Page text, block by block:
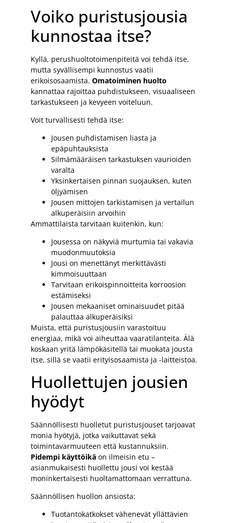
Voiko puristusjousia
kunnostaa itse?
Kyllä, perushuoltotoimenpiteitä voi tehdä itse,
mutta syvällisempi kunnostus vaatii
erikoisosaamista. Omatoiminen huolto
kannattaa rajoittaa puhdistukseen, visuaaliseen
tarkastukseen ja kevyeen voiteluun.
Voit turvallisesti tehdä itse:
Jousen puhdistamisen liasta ja
epäpuhtauksista
Silmämääräisen tarkastuksen vaurioiden
varalta
Yksinkertaisen pinnan suojauksen, kuten
öljyämisen
Jousen mittojen tarkistamisen ja vertailun
alkuperäisiin arvoihin
Ammattilaista tarvitaan kuitenkin, kun:
Jousessa on näkyviä murtumia tai vakavia
muodonmuutoksia
Jousi on menettänyt merkittävästi
kimmoisuuttaan
Tarvitaan erikoispinnoitteita korroosion
estämiseksi
Jousen mekaaniset ominaisuudet pitää
palauttaa alkuperäisiksi
Muista, että puristusjousiin varastoituu
energiaa, mikä voi aiheuttaa vaaratilanteita. Älä
koskaan yritä lämpökäsitellä tai muokata jousta
itse, sillä se vaatii erityisosaamista ja -laitteistoa.
Huollettujen jousien
hyödyt
Säännöllisesti huolletut puristusjouset tarjoavat
monia hyötyjä, jotka vaikuttavat sekä
toimintavarmuuteen että kustannuksiin.
Pidempi käyttöikä on ilmeisin etu –
asianmukaisesti huollettu jousi voi kestää
moninkertaisesti huoltamattomaan verrattuna.
Säännöllisen huollon ansiosta:
Tuotantokatkokset vähenevät yllättävien